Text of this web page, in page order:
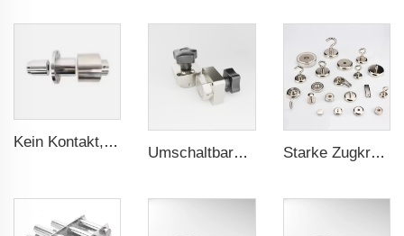
Kein Kontakt, kein Leck - Magnetkupplung für ISO- und Polyol-Motorpumpe der Hochdruck-Foamaschine
Umschaltbarer Magnet-Schalter ein/aus Starke Zugkraft Topf-Magnet-Halterung